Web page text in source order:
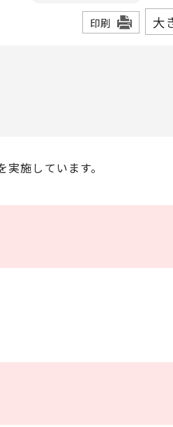
印刷 大
施しています。